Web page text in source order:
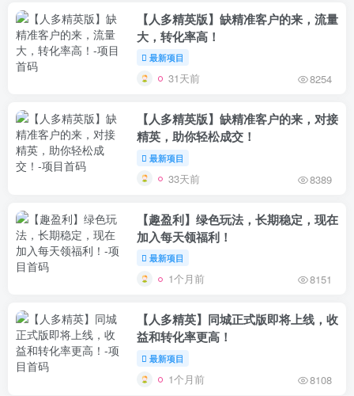
【人多精英版】缺精准客户的来，流量
大，转化率高！
最新项目
31天前 8254
【人多精英版】缺精准客户的来，对接
精英，助你轻松成交！
最新项目
33天前 8389
【趣盈利】绿色玩法，长期稳定，现在
加入每天领福利！
最新项目
1个月前 8151
【人多精英】同城正式版即将上线，收
益和转化率更高！
最新项目
1个月前 8108